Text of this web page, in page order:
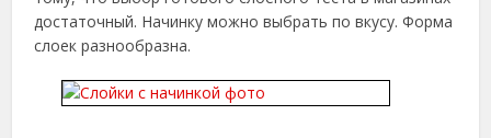
достаточный. Начинку можно выбрать по вкусу. Форма
слоек разнообразна.